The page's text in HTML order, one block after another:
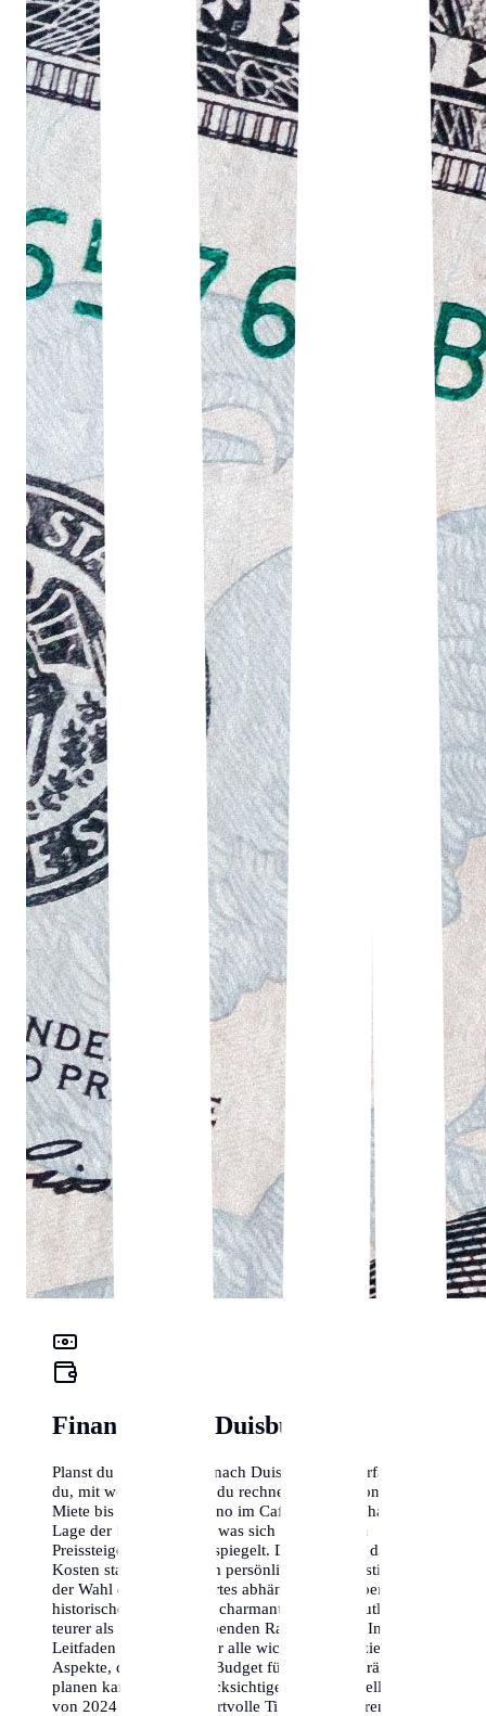
Finanz-Check Duisburg
Planst du einen Umzug nach Duisburg? Hier erfährst
du, mit welchen Kosten du rechnen musst – von der
Miete bis zum Cappuccino im Café. Die wirtschaftliche
Lage der Stadt ist stabil, was sich in moderaten
Preissteigerungen widerspiegelt. Denke daran, dass die
Kosten stark von deinem persönlichen Lebensstil und
der Wahl deines Wohnortes abhängen. Ein Leben im
historischen Zentrum ist charmant, aber oft deutlich
teurer als in den aufstrebenden Randbezirken. In diesem
Leitfaden analysieren wir alle wichtigen finanziellen
Aspekte, damit du dein Budget für Duisburg präzise
planen kannst. Wir berücksichtigen dabei aktuelle Daten
von 2024 und geben wertvolle Tipps zum Sparen.